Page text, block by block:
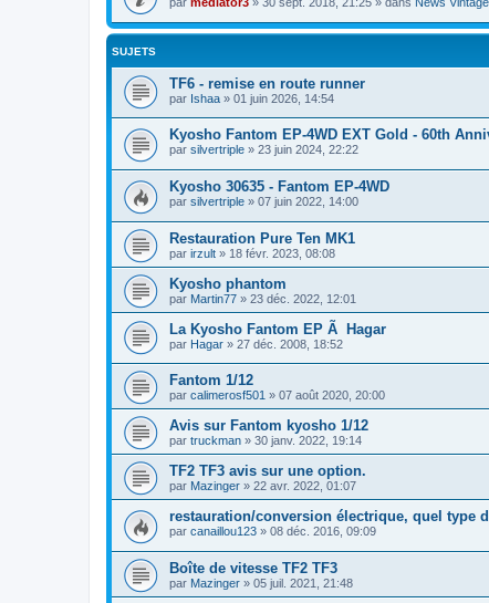
SUJETS
TF6 - remise en route runner
par Ishaa » 01 juin 2026, 14:54
Kyosho Fantom EP-4WD EXT Gold - 60th
par silvertriple » 23 juin 2024, 22:22
Kyosho 30635 - Fantom EP-4WD
par silvertriple » 07 juin 2022, 14:00
Restauration Pure Ten MK1
par irzult » 18 févr. 2023, 08:08
Kyosho phantom
par Martin77 » 23 déc. 2022, 12:01
La Kyosho Fantom EP Ã Hagar
par Hagar » 27 déc. 2008, 18:52
Fantom 1/12
par calimerosf501 » 07 août 2020, 20:00
Avis sur Fantom kyosho 1/12
par truckman » 30 janv. 2022, 19:14
TF2 TF3 avis sur une option.
par Mazinger » 22 avr. 2022, 01:07
restauration/conversion électrique, quel type
par canaillou123 » 08 déc. 2016, 09:09
Boîte de vitesse TF2 TF3
par Mazinger » 05 juil. 2021, 21:48